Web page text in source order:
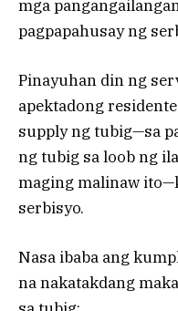
mga
pagpapahusay ng
Pinayuhan din ng
apektadong
supply ng tubig—sa
ng tubig sa loob ng
maging malinaw
serbisyo.
Nasa ibaba ang
na nakatakdang